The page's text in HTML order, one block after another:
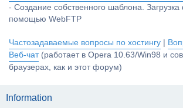
- Создание собственного шаблона.
помощью WebFTP
Частозадаваемые вопросы по хостингу
Веб-чат(работает в Opera 10.63/Win98 и
браузерах, как и этот форум)
Information